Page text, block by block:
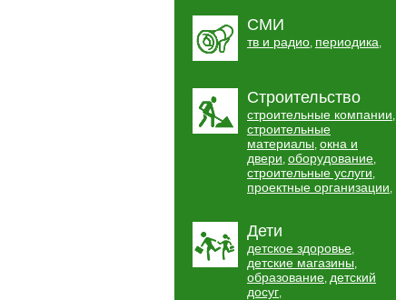
СМИ
тв и радио, периодика,
Строительство
строительные компании,
строительные
материалы, окна и
двери, оборудование,
строительные услуги,
проектные организации,
Дети
детское здоровье,
детские магазины,
образование, детский
досуг,